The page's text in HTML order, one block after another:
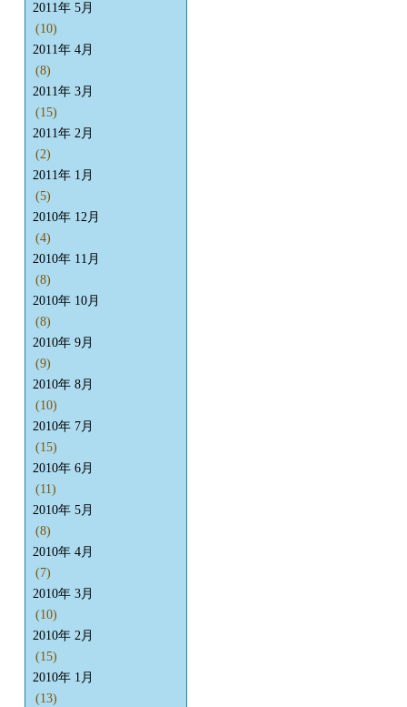
2011年 5月
(10)
2011年 4月
(8)
2011年 3月
(15)
2011年 2月
(2)
2011年 1月
(5)
2010年 12月
(4)
2010年 11月
(8)
2010年 10月
(8)
2010年 9月
(9)
2010年 8月
(10)
2010年 7月
(15)
2010年 6月
(11)
2010年 5月
(8)
2010年 4月
(7)
2010年 3月
(10)
2010年 2月
(15)
2010年 1月
(13)